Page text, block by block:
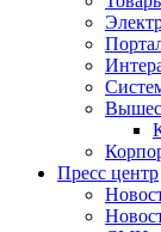
Пресс центр